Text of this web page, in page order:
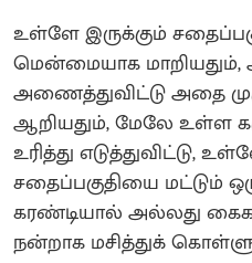
உள்ளே இருக்கும்
மென்மையாக மாறியதும்,
அணைத்துவிட்டு அதை
ஆறியதும், மேலே உள்ள
உரித்து எடுத்துவிட்டு,
சதைப்பகுதியை மட்டும்
கரண்டியால் அல்லது
நன்றாக மசித்துக்